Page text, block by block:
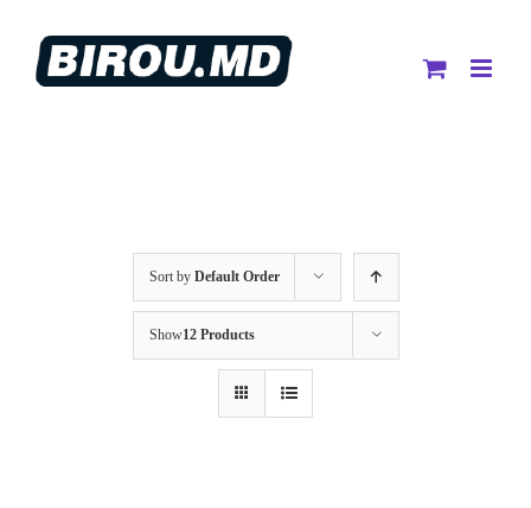
content
Sort by Default Order
Show12 Products